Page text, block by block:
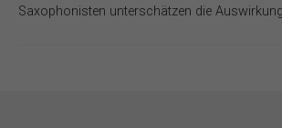
Saxophonisten unterschätzen die